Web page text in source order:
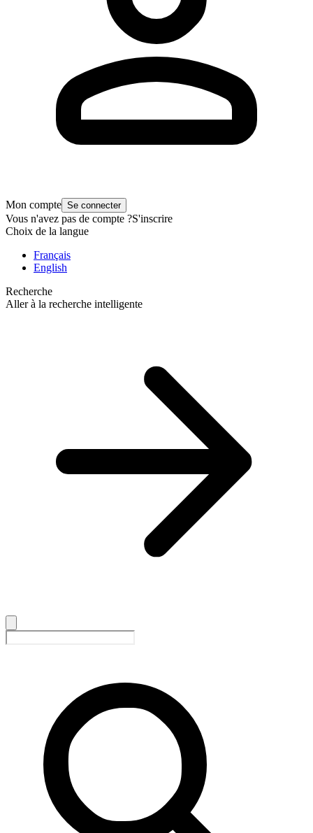
Mon compte Se connecter
Vous n'avez pas de compte ?S'inscrire
Choix de la langue
Français
English
Recherche
Aller à la recherche intelligente